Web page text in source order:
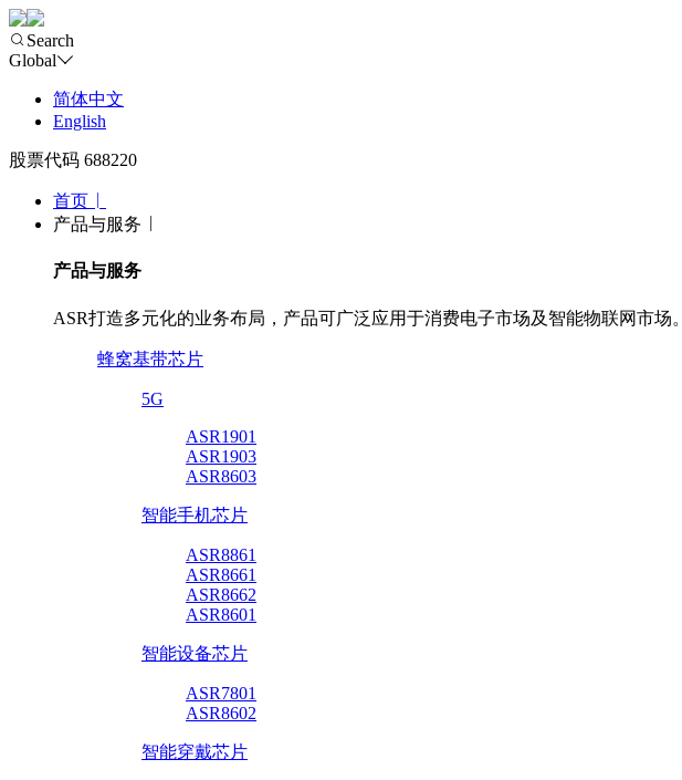
Search
Global
简体中文
English
股票代码 688220
首页
产品与服务
产品与服务
ASR打造多元化的业务布局，产品可广泛应用于消费电子市场及智能物联网市场。
蜂窝基带芯片
5G
ASR1901
ASR1903
ASR8603
智能手机芯片
ASR8861
ASR8661
ASR8662
ASR8601
智能设备芯片
ASR7801
ASR8602
智能穿戴芯片